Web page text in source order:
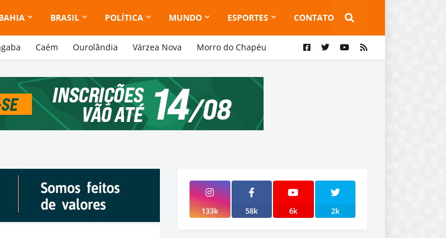
BRASIL POLÍTICA MUNDO ESPORTES CONTATO
Caém Ourolândia Várzea Nova Morro do Chapéu
133k 58k 6k 2k